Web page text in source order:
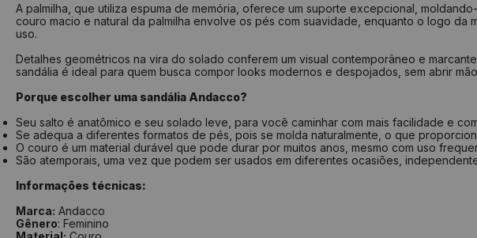
A palmilha, que utiliza espuma de memória, oferece um suporte excepcional,
couro macio e natural da palmilha envolve os pés com suavidade, enquanto o logo
uso.
Detalhes geométricos na vira do solado conferem um visual contemporâneo e
sandália é ideal para quem busca compor looks modernos e despojados, sem abrir
Porque escolher uma sandália Andacco?
Seu salto é anatômico e seu solado leve, para você caminhar com mais facilidade e
Se adequa a diferentes formatos de pés, pois se molda naturalmente, o que
O couro é um material durável que pode durar por muitos anos, mesmo com uso
São atemporais, uma vez que podem ser usados em diferentes ocasiões,
Informações técnicas:
Marca: Andacco
Gênero: Feminino